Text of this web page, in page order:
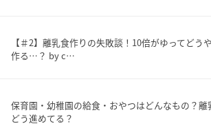
【＃2】離乳食作りの失敗談！10倍がゆってどう
作る…？ by c…
保育園・幼稚園の給食・おやつはどんなもの？離
どう進めてる？